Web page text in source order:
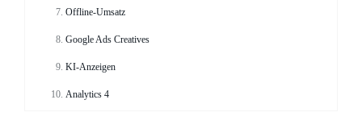
Offline-Umsatz
Google Ads Creatives
KI-Anzeigen
Analytics 4